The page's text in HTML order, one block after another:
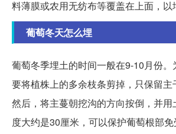
料薄膜或农用无纺布等覆盖在上面，以
葡萄冬天怎么埋
葡萄冬季埋土的时间一般在9-10月份
要将植株上的多余枝条剪掉，只保留主
然后，将主蔓朝挖沟的方向按倒，并
度大约是30厘米，可以保护葡萄根部